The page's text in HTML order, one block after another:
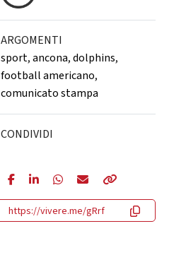
ARGOMENTI
sport,ancona,dolphins,
football americano,
comunicato stampa
CONDIVIDI
https://vivere.me/gRrf